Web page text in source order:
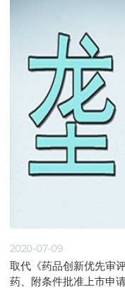
2020-07-09
取代《药品创新优先审
药、附条件批准上市申